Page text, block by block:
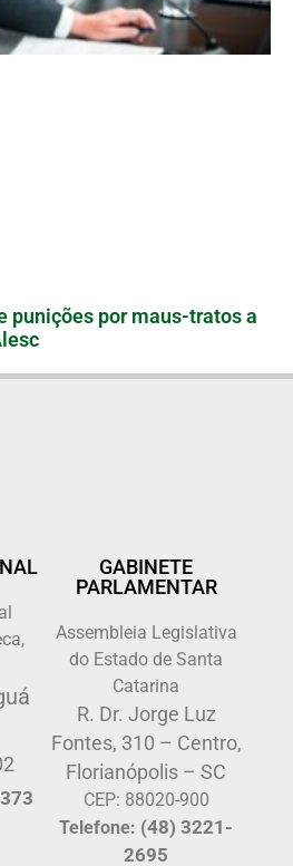
punições por maus-tratos a
GABINETE
PARLAMENTAR
Assembleia Legislativa
do Estado de Santa
Catarina
R. Dr. Jorge Luz
Fontes, 310 – Centro,
Florianópolis – SC
CEP: 88020-900
Telefone: (48) 3221-
2695